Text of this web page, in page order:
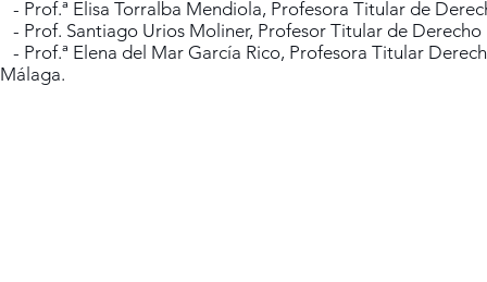
- Prof.ª Elisa Torralba Mendiola, Profesora Titular de
- Prof. Santiago Urios Moliner, Profesor Titular de
- Prof.ª Elena del Mar García Rico, Profesora Titular
Málaga.